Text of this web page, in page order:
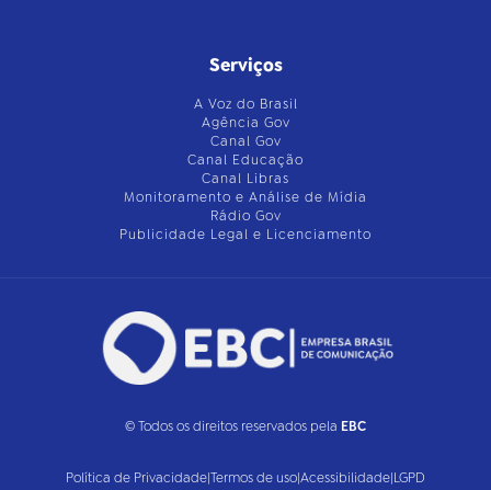
Serviços
A Voz do Brasil
Agência Gov
Canal Gov
Canal Educação
Canal Libras
Monitoramento e Análise de Mídia
Rádio Gov
Publicidade Legal e Licenciamento
© Todos os direitos reservados pela EBC
Política de Privacidade|Termos de uso|Acessibilidade|LGPD